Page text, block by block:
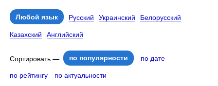
Любой язык Русский Украинский Белорусский
Казахский Английский
Сортировать — по популярности по дате
по рейтингу по актуальности